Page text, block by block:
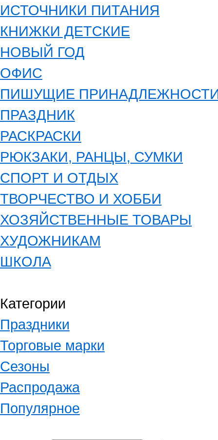
ИСТОЧНИКИ ПИТАНИЯ
КНИЖКИ ДЕТСКИЕ
НОВЫЙ ГОД
ОФИС
ПИШУЩИЕ
ПРАЗДНИК
РАСКРАСКИ
РЮКЗАКИ, РАНЦЫ, СУМКИ
СПОРТ И ОТДЫХ
ТВОРЧЕСТВО И ХОББИ
ХОЗЯЙСТВЕННЫЕ ТОВАРЫ
ХУДОЖНИКАМ
ШКОЛА
Категории
Праздники
Торговые марки
Сезоны
Распродажа
Популярное